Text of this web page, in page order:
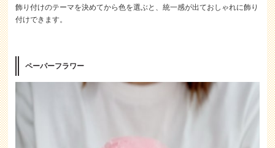
飾り付けのテーマを決めてから色を選ぶと、統一感が出ておしゃれに飾り
付けできます。
ペーパーフラワー